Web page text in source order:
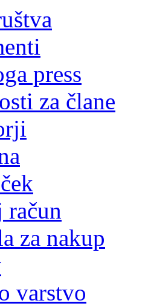
press
za člane
za nakup
varstvo